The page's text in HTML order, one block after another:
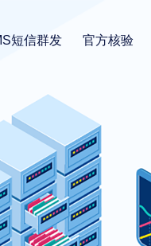
短信群发 官方核验